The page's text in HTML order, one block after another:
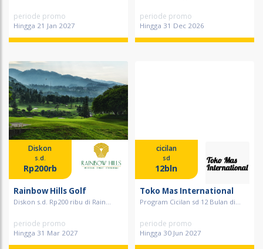
periode promo
Hingga 21 Jan 2027
periode promo
Hingga 31 Dec 2026
Diskon
s.d.
Rp200rb
Rainbow Hills Golf
Diskon s.d. Rp200 ribu di Rain...
periode promo
Hingga 31 Mar 2027
cicilan
sd
12bln
Toko Mas International
Program Cicilan sd 12 Bulan di...
periode promo
Hingga 30 Jun 2027